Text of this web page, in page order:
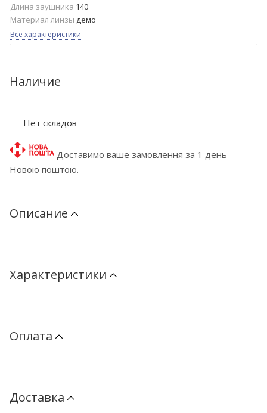
Длина заушника 140
Материал линзы демо
Все характеристики
Наличие
Нет складов
Доставимо ваше замовлення за 1 день
Новою поштою.
Описание
Характеристики
Оплата
Доставка